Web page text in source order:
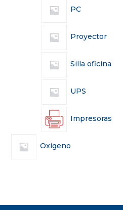
PC
Proyector
Silla oficina
UPS
Impresoras
Oxigeno